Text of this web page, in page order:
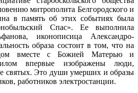
митрополита Белгородского и
в память об этих событиях была
Спас». Ее выполнила
иконописица Александро-
образа состоит в том, что на
вместе с Божией Матерью и
впервые изображены люди,
святых. Это души умерших и образы
работников электростанции.